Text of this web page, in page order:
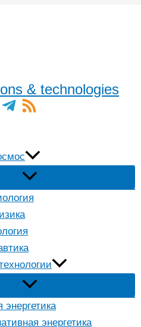
& technologies
энергетика
энергетика